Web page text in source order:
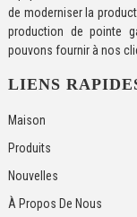
de moderniser la
production de pointe
pouvons fournir à nos
LIENS
Maison
Produits
Nouvelles
À Propos De Nous